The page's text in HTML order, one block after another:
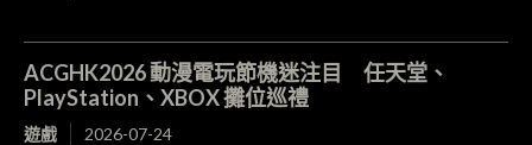
ACGHK2026 動漫電玩節機迷注目 任天堂、
PlayStation、XBOX 攤位巡禮
遊戲 2026-07-24